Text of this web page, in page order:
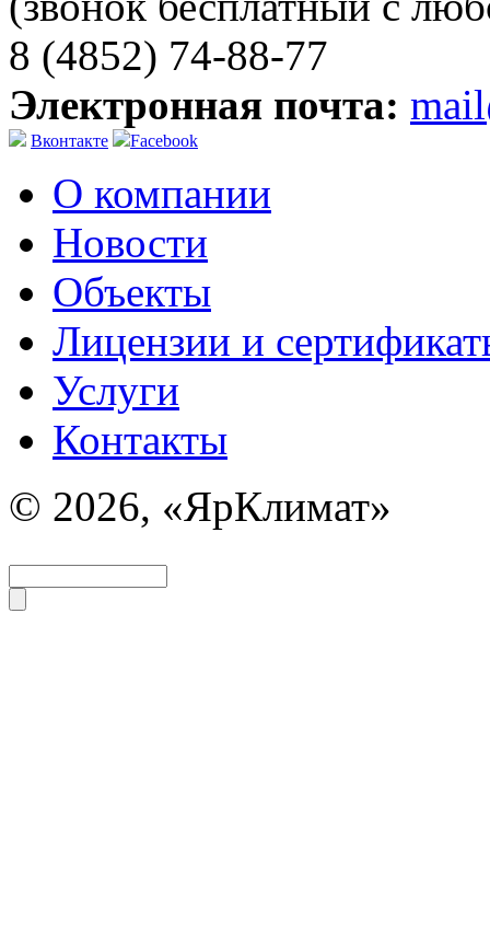
8 (4852) 74-88-77
Электронная почта:
Вконтакте Facebook
О компании
Новости
Объекты
Лицензии и
Услуги
Контакты
© 2026, «ЯрКлимат»